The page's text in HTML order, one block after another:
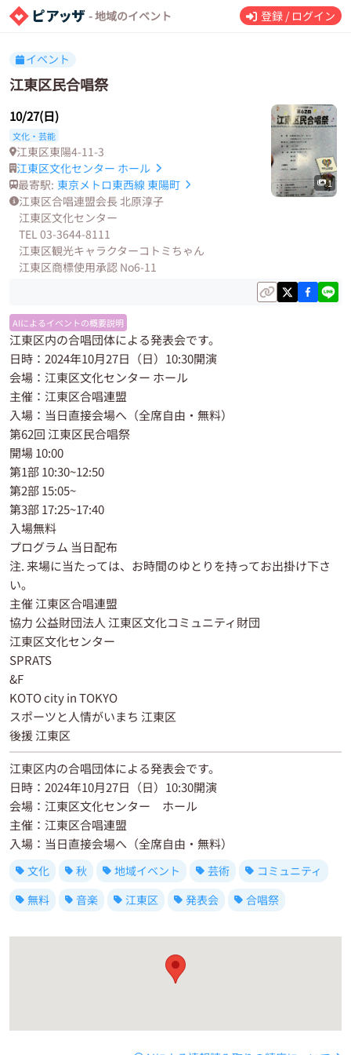
- 地域のイベント 登録 / ログイン
イベント
江東区民合唱祭
10/27(日)
文化・芸能
江東区東陽4-11-3
江東区文化センター ホール
最寄駅: 東京メトロ東西線 東陽町
江東区合唱連盟会長 北原淳子
江東区文化センター
TEL 03-3644-8111
江東区観光キャラクターコトミちゃん
江東区商標使用承認 No6-11
1
AIによるイベントの概要説明
江東区内の合唱団体による発表会です。
日時：2024年10月27日（日）10:30開演
会場：江東区文化センター ホール
主催：江東区合唱連盟
入場：当日直接会場へ（全席自由・無料）
第62回 江東区民合唱祭
開場 10:00
第1部 10:30~12:50
第2部 15:05~
第3部 17:25~17:40
入場無料
プログラム 当日配布
注. 来場に当たっては、お時間のゆとりを持ってお出掛け下さ
い。
主催 江東区合唱連盟
協力 公益財団法人 江東区文化コミュニティ財団
江東区文化センター
SPRATS
&F
KOTO city in TOKYO
スポーツと人情がいまち 江東区
後援 江東区
江東区内の合唱団体による発表会です。
日時：2024年10月27日（日）10:30開演
会場：江東区文化センター ホール
主催：江東区合唱連盟
入場：当日直接会場へ（全席自由・無料）
文化 秋 地域イベント 芸術
コミュニティ
無料
音楽 江東区 発表会 合唱祭